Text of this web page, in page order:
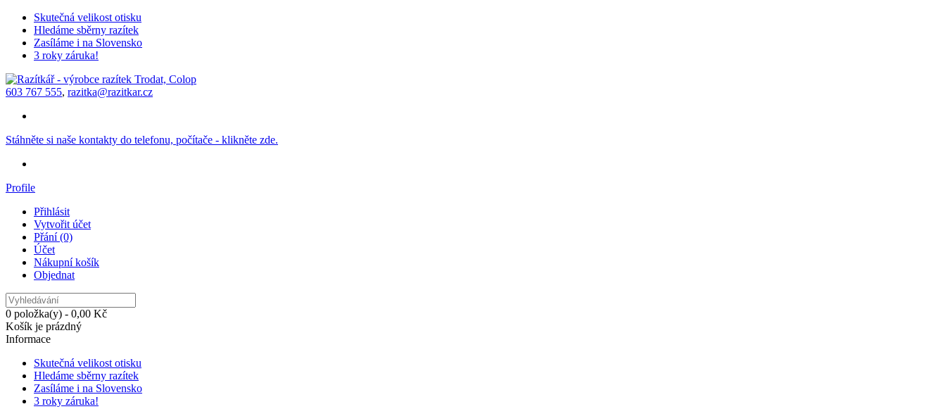
Skutečná velikost otisku
Hledáme sběrny razítek
Zasíláme i na Slovensko
3 roky záruka!
603 767 555, razitka@razitkar.cz
Stáhněte si naše kontakty do telefonu, počítače - klikněte zde.
Profile
Přihlásit
Vytvořit účet
Přání (0)
Účet
Nákupní košík
Objednat
0 položka(y) - 0,00 Kč
Košík je prázdný
Informace
Skutečná velikost otisku
Hledáme sběrny razítek
Zasíláme i na Slovensko
3 roky záruka!